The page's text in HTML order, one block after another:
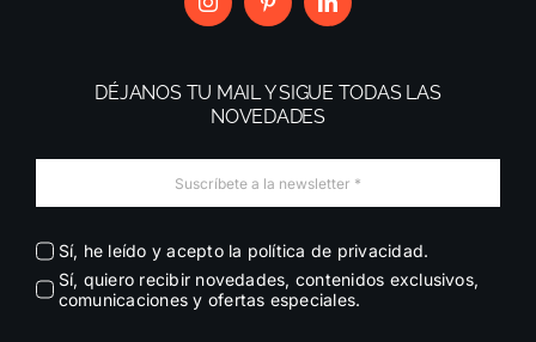
DÉJANOS TU MAIL Y SIGUE TODAS LAS
NOVEDADES
Sí, he leído y acepto la política de privacidad.
Sí, quiero recibir novedades, contenidos exclusivos,
comunicaciones y ofertas especiales.